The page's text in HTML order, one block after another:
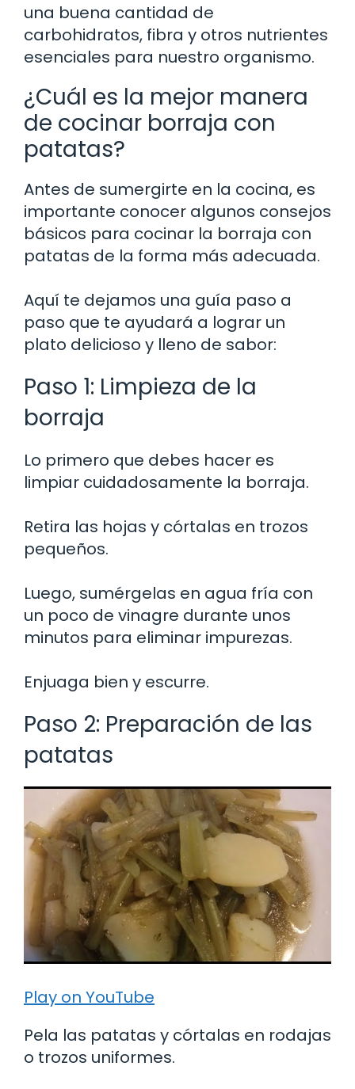
una buena cantidad de
carbohidratos, fibra y otros nutrientes
esenciales para nuestro organismo.
¿Cuál es la mejor manera
de cocinar borraja con
patatas?
Antes de sumergirte en la cocina, es
importante conocer algunos consejos
básicos para cocinar la borraja con
patatas de la forma más adecuada.
Aquí te dejamos una guía paso a
paso que te ayudará a lograr un
plato delicioso y lleno de sabor:
Paso 1: Limpieza de la
borraja
Lo primero que debes hacer es
limpiar cuidadosamente la borraja.
Retira las hojas y córtalas en trozos
pequeños.
Luego, sumérgelas en agua fría con
un poco de vinagre durante unos
minutos para eliminar impurezas.
Enjuaga bien y escurre.
Paso 2: Preparación de las
patatas
Play on YouTube
Pela las patatas y córtalas en rodajas
o trozos uniformes.